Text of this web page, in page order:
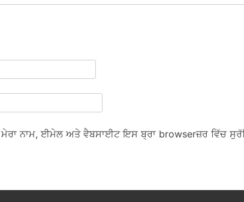
ਮੇਰਾ ਨਾਮ, ਈਮੇਲ ਅਤੇ ਵੈਬਸਾਈਟ ਇਸ ਬ੍ਰਾ browserਜ਼ਰ ਵਿੱਚ